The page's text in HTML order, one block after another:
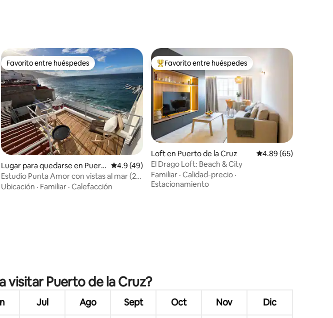
4.98 de 5, 58 reseñas
Favorito entre huéspedes
Favorito entre huéspedes
Lugar para quedarse en Puert
o de la Cruz
Calificación promedio: 4.9 de 5, 49 reseñas
4.9 (49)
Estudio Punta Amor con vistas al mar (2
personas)
Ubicación · Familiar · Calefacción
Favorito entre huéspedes preferido
Favorito entre huéspedes
Loft en Puerto de la Cruz Calificación
4.89 (65)
El Drago Loft: Beach & City
Familiar · Calidad-precio ·
Estacionamiento
visitar Puerto de la Cruz?
Jul Ago Sept Oct Nov Dic